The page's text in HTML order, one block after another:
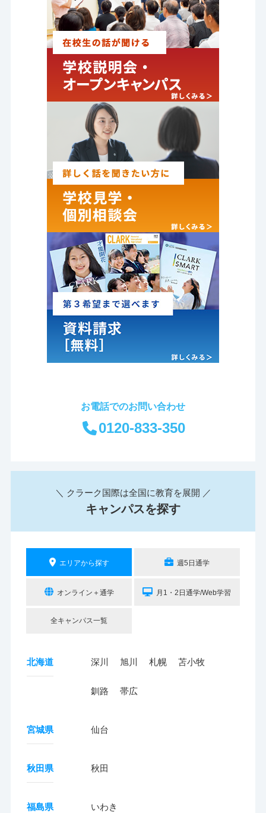
お電話でのお問い合わせ
0120-833-350
＼ クラーク国際は全国に教育を展開 ／
キャンパスを探す
エリアから探す 週5日通学
オンライン＋通学 月1・2日通学/Web学習
全キャンパス一覧
北海道 深川 旭川 札幌 苫小牧
釧路 帯広
宮城県 仙台
秋田県 秋田
福島県 いわき